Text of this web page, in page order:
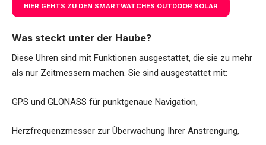
HIER GEHTS ZU DEN SMARTWATCHES OUTDOOR SOLAR
Was steckt unter der Haube?
Diese Uhren sind mit Funktionen ausgestattet, die sie zu mehr
als nur Zeitmessern machen. Sie sind ausgestattet mit:
GPS und GLONASS für punktgenaue Navigation,
Herzfrequenzmesser zur Überwachung Ihrer Anstrengung,